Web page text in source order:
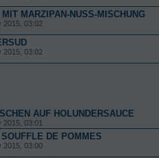
MARZIPAN-NUSS-MISCHUNG
2015, 03:02
2015, 03:02
AUF HOLUNDERSAUCE
2015, 03:01
DE POMMES
2015, 03:00